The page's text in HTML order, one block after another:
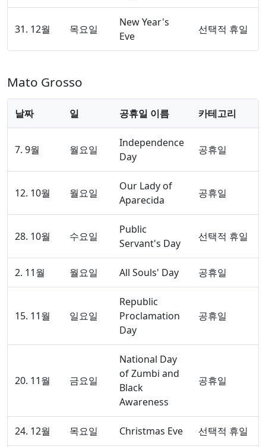
31. 12월 목요일
New Year's
Eve
선택적 휴일
Mato Grosso
날짜 일 공휴일 이름 카테고리
7. 9월 월요일
Independence
Day
공휴일
12. 10월 월요일
Our Lady of
Aparecida
공휴일
28. 10월 수요일
Public
Servant's Day
선택적 휴일
2. 11월 월요일 All Souls' Day 공휴일
15. 11월 일요일
Republic
Proclamation
Day
공휴일
20. 11월 금요일
National Day
of Zumbi and
Black
Awareness
공휴일
24. 12월 목요일 Christmas Eve 선택적 휴일